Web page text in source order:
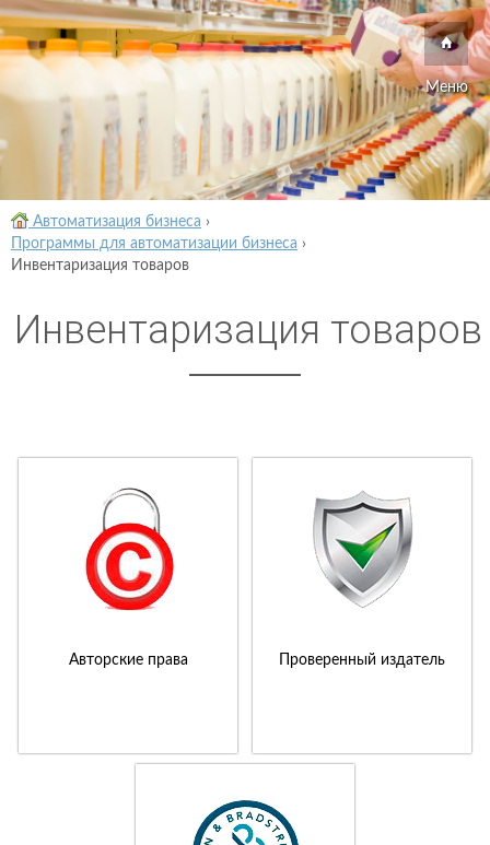
Меню
Автоматизация бизнеса ›
Программы для автоматизации бизнеса ›
Инвентаризация товаров
Инвентаризация товаров
Авторские права Проверенный издатель